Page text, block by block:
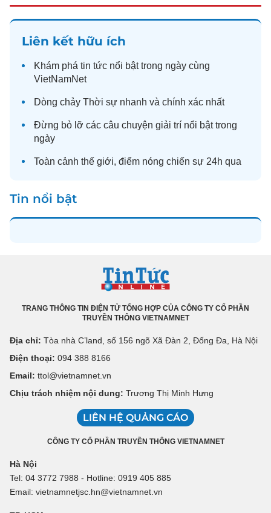
Liên kết hữu ích
Khám phá tin tức nổi bật trong ngày cùng
VietNamNet
Dòng chảy Thời sự nhanh và chính xác nhất
Đừng bỏ lỡ các câu chuyện giải trí nổi bật trong
ngày
Toàn cảnh thế giới, điểm nóng chiến sự 24h qua
Tin nổi bật
TRANG THÔNG TIN ĐIỆN TỬ TỔNG HỢP CỦA CÔNG TY CỔ PHẦN
TRUYỀN THÔNG VIETNAMNET
Địa chỉ: Tòa nhà C’land, số 156 ngõ Xã Đàn 2, Đống Đa, Hà Nội
Điện thoại: 094 388 8166
Email: ttol@vietnamnet.vn
Chịu trách nhiệm nội dung: Trương Thị Minh Hưng
LIÊN HỆ QUẢNG CÁO
CÔNG TY CỔ PHẦN TRUYỀN THÔNG VIETNAMNET
Hà Nội
Tel: 04 3772 7988 - Hotline: 0919 405 885
Email: vietnamnetjsc.hn@vietnamnet.vn